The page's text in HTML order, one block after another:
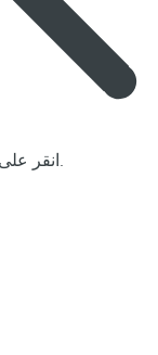
انقر على “مقارنة” لمقارنة الاختلافات بين فندقين أو أكثر.